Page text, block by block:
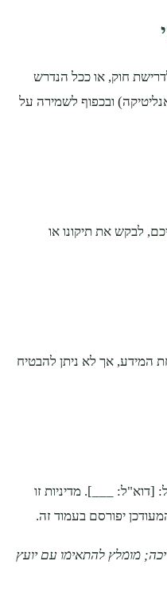
חוק, או ככל הנדרש
ובכפוף לשמירה על
לבקש את תיקונו או
המידע, אך לא ניתן להבטיח
[דוא"ל: ___]. מדיניות זו
יפורסם בעמוד זה.
מומלץ להתאימו עם יועץ